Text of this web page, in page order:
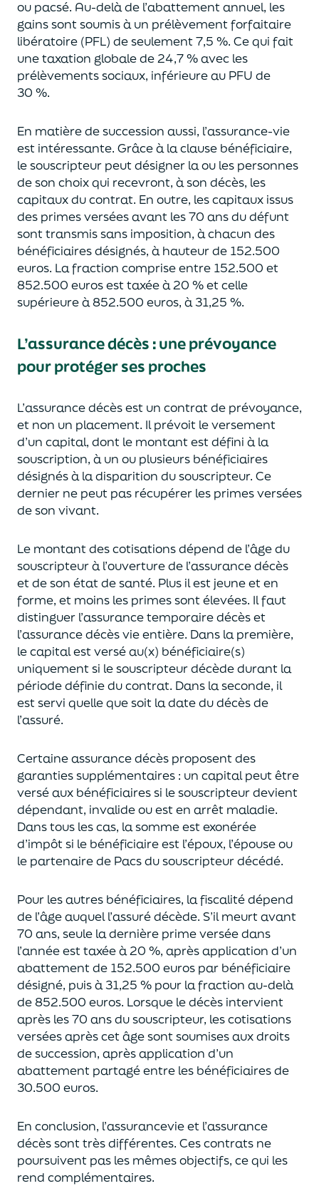
ou pacsé. Au-delàde l’abattement annuel, les
gains sont soumis à un prélèvement forfaitaire
libératoire (PFL) de seulement 7,5 %. Ce qui fait
une taxation globale de24,7 % avec les
prélèvements sociaux, inférieure au PFU de
30 %.
En matière de succession aussi, l’assurance-vie
est intéressante. Grâce à la clause bénéficiaire,
le souscripteur peut désigner la ou les personnes
de son choix qui recevront, à son décès, les
capitaux du contrat. En outre, les capitaux issus
des primes versées avant les 70 ans du défunt
sont transmis sans imposition, à chacun des
bénéficiaires désignés, à hauteur de 152.500
euros. La fraction comprise entre 152.500 et
852.500 eurosest taxée à 20 % et celle
supérieure à 852.500 euros, à 31,25 %.
L’assurance décès :une prévoyance
pour protéger ses proches
L’assurance décès est un contrat de prévoyance,
et non un placement. Il prévoit le versement
d’un capital, dont le montant est défini à la
souscription, à un ou plusieurs bénéficiaires
désignés à la disparition du souscripteur. Ce
dernier ne peut pas récupérer les primes versées
de son vivant.
Le montant des cotisations dépend de l’âgedu
souscripteur à l’ouverture de l’assurance décès
et de son état de santé. Plus il est jeuneet en
forme, et moins les primes sont élevées. Il faut
distinguer l’assurance temporaire décès et
l’assurancedécèsvie entière. Dans la première,
le capital estversé au(x) bénéficiaire(s)
uniquementsi le souscripteur décède durant la
période définie du contrat. Dans la seconde, il
est servi quelle que soit la date du décès de
l’assuré.
Certaine assurance décès proposentdes
garanties supplémentaires : un capitalpeut être
versé aux bénéficiaires si le souscripteur devient
dépendant, invalide ouest en arrêt maladie.
Dans tous les cas, la somme est exonérée
d’impôt si le bénéficiaire est l’époux, l’épouse ou
le partenaire de Pacsdu souscripteur décédé.
Pour les autres bénéficiaires, la fiscalité dépend
de l’âgeauquell’assuré décède. S’il meurt avant
70 ans, seule la dernière prime versée dans
l’année esttaxée à 20 %, après application d’un
abattement de 152.500 euros par bénéficiaire
désigné, puis à 31,25 % pour la fraction au-delà
de852.500 euros. Lorsque le décès intervient
après les 70 ans du souscripteur, les cotisations
versées après cet âge sont soumises aux droits
de succession, après application d’un
abattement partagé entre les bénéficiaires de
30.500 euros.
En conclusion, l’assurancevie et l’assurance
décès sont très différentes. Ces contrats ne
poursuivent pas les mêmes objectifs, ce qui les
rend complémentaires.